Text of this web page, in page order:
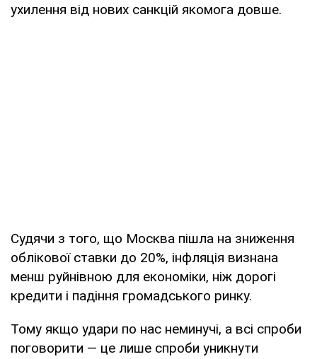
ухилення від нових санкцій якомога довше.
Судячи з того, що Москва пішла на зниження
облікової ставки до 20%, інфляція визнана
менш руйнівною для економіки, ніж дорогі
кредити і падіння громадського ринку.
Тому якщо удари по нас неминучі, а всі спроби
поговорити — це лише спроби уникнути